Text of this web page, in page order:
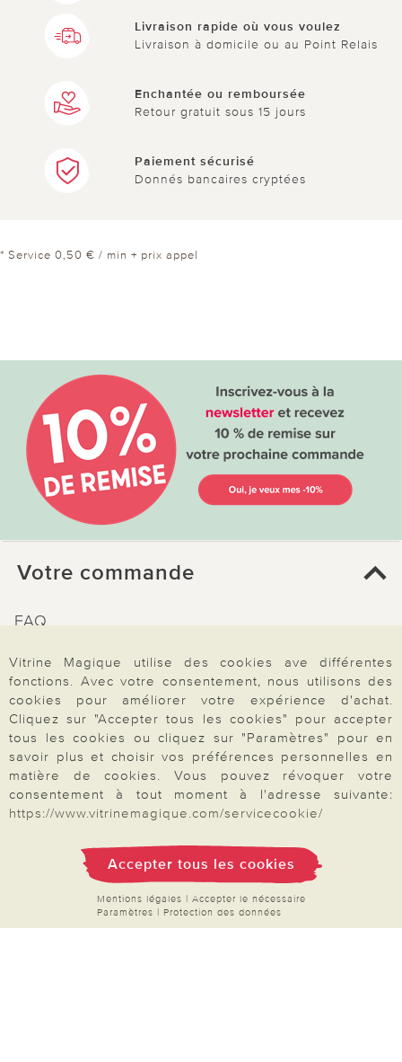
Livraison rapide où vous voulez
Livraison à domicile ou au Point Relais
Enchantée ou remboursée
Retour gratuit sous 15 jours
Paiement sécurisé
Donnés bancaires cryptées
* Service 0,50 € / min + prix appel
Votre commande
FAQ
Inscription Newsletter
Demande de catalogue
Données personnelles
Droit de rétractation
Rétractation
Paiement & Livraison
Vitrine Magique utilise des cookies ave différentes
fonctions. Avec votre consentement, nous utilisons des
cookies pour améliorer votre expérience d'achat.
Cliquez sur "Accepter tous les cookies" pour accepter
tous les cookies ou cliquez sur "Paramètres" pour en
savoir plus et choisir vos préférences personnelles en
matière de cookies. Vous pouvez révoquer votre
consentement à tout moment à l'adresse suivante:
https://www.vitrinemagique.com/servicecookie/
Accepter tous les cookies
Mentions légales | Accepter le nécessaire
Paramètres | Protection des données